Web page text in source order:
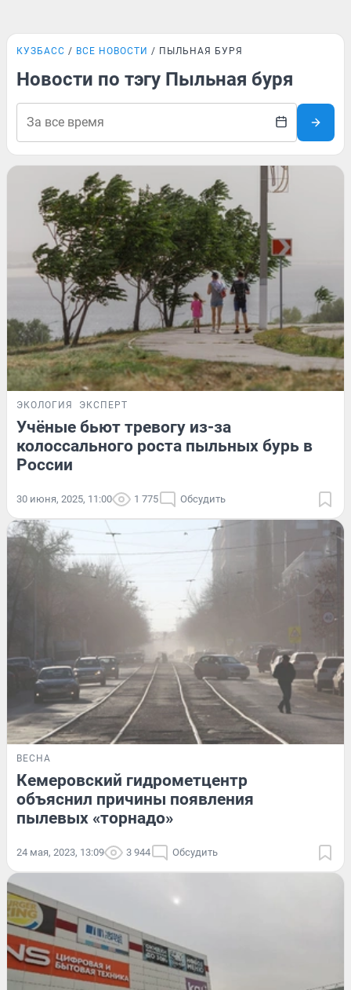
КУЗБАСС ВСЕ НОВОСТИ ПЫЛЬНАЯ БУРЯ
Новости по тэгу Пыльная буря
ЭКОЛОГИЯ ЭКСПЕРТ
Учёные бьют тревогу из-за
колоссального роста пыльных бурь в
России
30 июня, 2025, 11:00 1 775 Обсудить
ВЕСНА
Кемеровский гидрометцентр
объяснил причины появления
пылевых «торнадо»
24 мая, 2023, 13:09 3 944 Обсудить